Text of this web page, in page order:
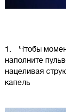
1. Чтобы
наполните
нацеливая
капель